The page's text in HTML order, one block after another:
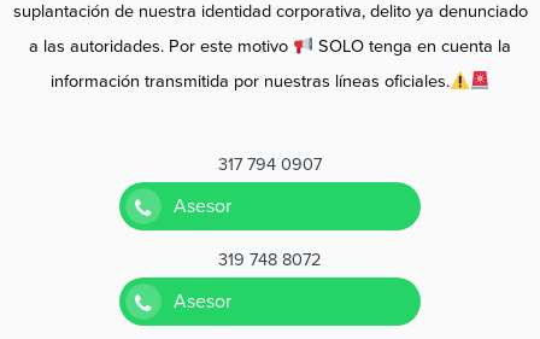
suplantación de nuestra identidad corporativa, delito ya denunciado
a las autoridades. Por este motivo
SOLO tenga en cuenta la
información transmitida por nuestras líneas oficiales.
317 794 0907
Asesor
319 748 8072
Asesor